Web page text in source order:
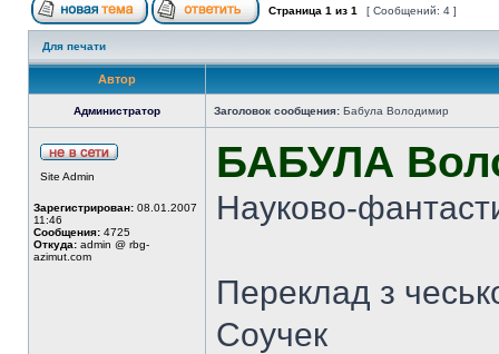
Страница 1 из 1 [ Сообщений: 4 ]
Для печати
Автор
Администратор Заголовок сообщения: Бабула Володимир
Site Admin
Зарегистрирован: 08.01.2007
11:46
Сообщения: 4725
Откуда: admin @ rbg-
azimut.com
БАБУЛА
Науково-
Переклад з
Соучек